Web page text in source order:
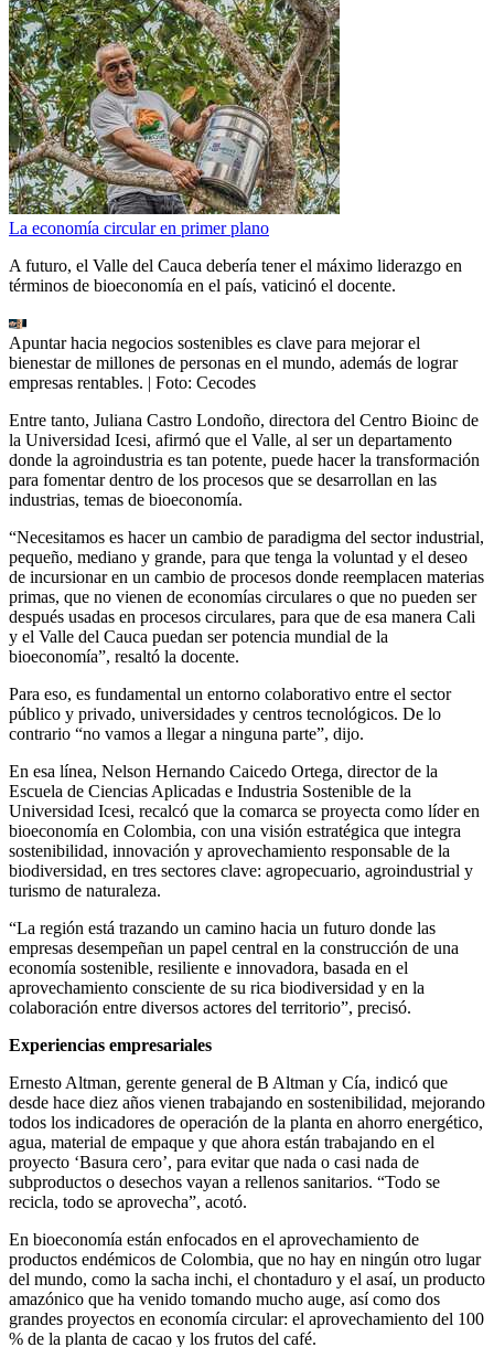
La economía circular en primer plano
A futuro, el Valle del Cauca debería tener el máximo liderazgo en
términos de bioeconomía en el país, vaticinó el docente.
Apuntar hacia negocios sostenibles es clave para mejorar el
bienestar de millones de personas en el mundo, además de lograr
empresas rentables. | Foto: Cecodes
Entre tanto, Juliana Castro Londoño, directora del Centro Bioinc de
la Universidad Icesi, afirmó que el Valle, al ser un departamento
donde la agroindustria es tan potente, puede hacer la transformación
para fomentar dentro de los procesos que se desarrollan en las
industrias, temas de bioeconomía.
“Necesitamos es hacer un cambio de paradigma del sector industrial,
pequeño, mediano y grande, para que tenga la voluntad y el deseo
de incursionar en un cambio de procesos donde reemplacen materias
primas, que no vienen de economías circulares o que no pueden ser
después usadas en procesos circulares, para que de esa manera Cali
y el Valle del Cauca puedan ser potencia mundial de la
bioeconomía”, resaltó la docente.
Para eso, es fundamental un entorno colaborativo entre el sector
público y privado, universidades y centros tecnológicos. De lo
contrario “no vamos a llegar a ninguna parte”, dijo.
En esa línea, Nelson Hernando Caicedo Ortega, director de la
Escuela de Ciencias Aplicadas e Industria Sostenible de la
Universidad Icesi, recalcó que la comarca se proyecta como líder en
bioeconomía en Colombia, con una visión estratégica que integra
sostenibilidad, innovación y aprovechamiento responsable de la
biodiversidad, en tres sectores clave: agropecuario, agroindustrial y
turismo de naturaleza.
“La región está trazando un camino hacia un futuro donde las
empresas desempeñan un papel central en la construcción de una
economía sostenible, resiliente e innovadora, basada en el
aprovechamiento consciente de su rica biodiversidad y en la
colaboración entre diversos actores del territorio”, precisó.
Experiencias empresariales
Ernesto Altman, gerente general de B Altman y Cía, indicó que
desde hace diez años vienen trabajando en sostenibilidad, mejorando
todos los indicadores de operación de la planta en ahorro energético,
agua, material de empaque y que ahora están trabajando en el
proyecto ‘Basura cero’, para evitar que nada o casi nada de
subproductos o desechos vayan a rellenos sanitarios. “Todo se
recicla, todo se aprovecha”, acotó.
En bioeconomía están enfocados en el aprovechamiento de
productos endémicos de Colombia, que no hay en ningún otro lugar
del mundo, como la sacha inchi, el chontaduro y el asaí, un producto
amazónico que ha venido tomando mucho auge, así como dos
grandes proyectos en economía circular: el aprovechamiento del 100
% de la planta de cacao y los frutos del café.